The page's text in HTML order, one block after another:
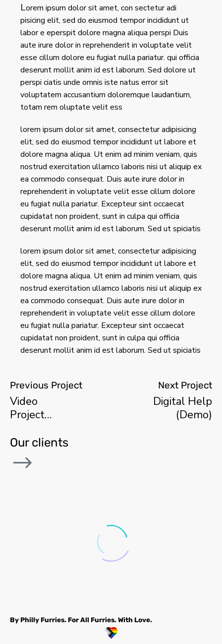
Lorem ipsum dolor sit amet, con sectetur adi
pisicing elit, sed do eiusmod tempor incididunt ut
labor e eperspit dolore magna aliqua perspi Duis
aute irure dolor in reprehenderit in voluptate velit
esse cillum dolore eu fugiat nulla pariatur. qui officia
deserunt mollit anim id est laborum. Sed dolore ut
perspi ciatis unde omnis iste natus error sit
voluptatem accusantium doloremque laudantium,
totam rem oluptate velit ess
lorem ipsum dolor sit amet, consectetur adipisicing
elit, sed do eiusmod tempor incididunt ut labore et
dolore magna aliqua. Ut enim ad minim veniam, quis
nostrud exercitation ullamco laboris nisi ut aliquip ex
ea commodo consequat. Duis aute irure dolor in
reprehenderit in voluptate velit esse cillum dolore
eu fugiat nulla pariatur. Excepteur sint occaecat
cupidatat non proident, sunt in culpa qui officia
deserunt mollit anim id est laborum. Sed ut spiciatis
lorem ipsum dolor sit amet, consectetur adipisicing
elit, sed do eiusmod tempor incididunt ut labore et
dolore magna aliqua. Ut enim ad minim veniam, quis
nostrud exercitation ullamco laboris nisi ut aliquip ex
ea commodo consequat. Duis aute irure dolor in
reprehenderit in voluptate velit esse cillum dolore
eu fugiat nulla pariatur. Excepteur sint occaecat
cupidatat non proident, sunt in culpa qui officia
deserunt mollit anim id est laborum. Sed ut spiciatis
Previous Project
Video
Project
Next Project
Digital Help
(Demo)
Our clients
By Philly Furries. For All Furries. With Love.